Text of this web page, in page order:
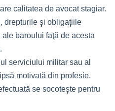
calitatea de avocat stagiar.
drepturile şi obligaţiile
baroului faţă de acesta
serviciului militar sau al
motivată din profesie.
se socoteşte pentru